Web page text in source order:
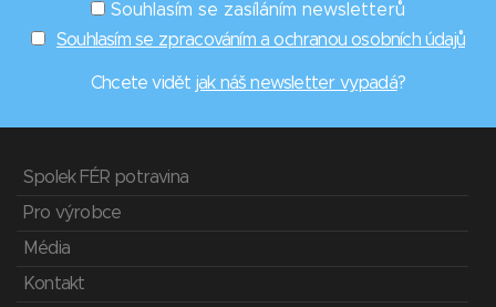
Souhlasím se zasíláním newsletterů
Souhlasím se zpracováním a ochranou osobních údajů
Chcete vidět jak náš newsletter vypadá?
Spolek FÉR potravina
Pro výrobce
Média
Kontakt